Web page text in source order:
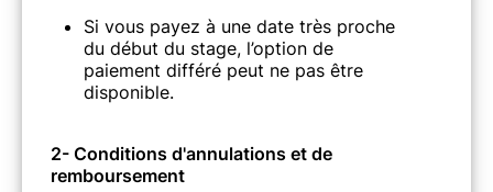
Si vous payez à une date très proche
du début du stage, l’option de
paiement différé peut ne pas être
disponible.
2- Conditions d'annulations et de
remboursement